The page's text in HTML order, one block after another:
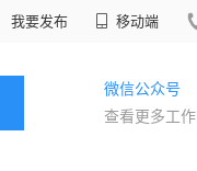
我要发布 移动端
微信公众号
查看更多工作